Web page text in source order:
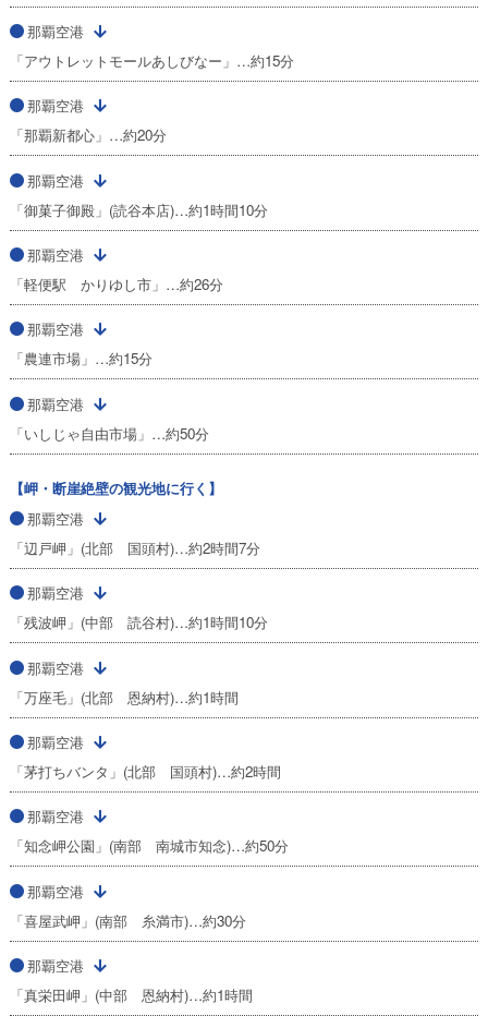
那覇空港
「アウトレットモールあしびなー」…約15分
那覇空港
「那覇新都心」…約20分
那覇空港
「御菓子御殿」(読谷本店)…約1時間10分
那覇空港
「軽便駅 かりゆし市」…約26分
那覇空港
「農連市場」…約15分
那覇空港
「いしじゃ自由市場」…約50分
【岬・断崖絶壁の観光地に行く】
那覇空港
「辺戸岬」(北部 国頭村)…約2時間7分
那覇空港
「残波岬」(中部 読谷村)…約1時間10分
那覇空港
「万座毛」(北部 恩納村)…約1時間
那覇空港
「茅打ちバンタ」(北部 国頭村)…約2時間
那覇空港
「知念岬公園」(南部 南城市知念)…約50分
那覇空港
「喜屋武岬」(南部 糸満市)…約30分
那覇空港
「真栄田岬」(中部 恩納村)…約1時間